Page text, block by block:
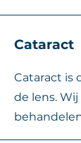
Cataract
Cataract is
de lens.